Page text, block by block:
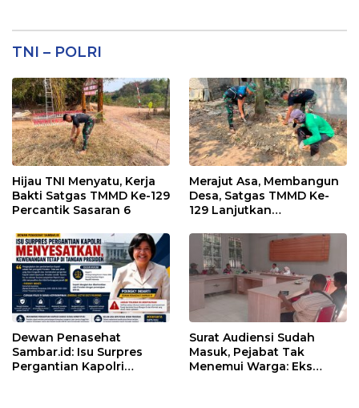
TNI – POLRI
Hijau TNI Menyatu, Kerja
Bakti Satgas TMMD Ke-129
Percantik Sasaran 6
Merajut Asa, Membangun
Desa, Satgas TMMD Ke-
129 Lanjutkan
Dewan Penasehat
Sambar.id: Isu Surpres
Pergantian Kapolri
Surat Audiensi Sudah
Masuk, Pejabat Tak
Menemui Warga: Eks